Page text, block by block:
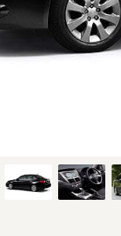
新型時の2.0 iのフロント